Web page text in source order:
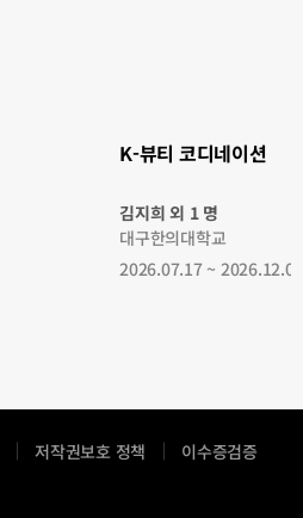
K-뷰티 코디네이션
김지희 외 1 명
대구한의대학교
2026.07.17 ~ 2026.12.08
저작권보호 정책
이수증검증